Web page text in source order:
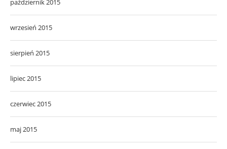
wrzesień 2015
sierpień 2015
lipiec 2015
czerwiec 2015
maj 2015